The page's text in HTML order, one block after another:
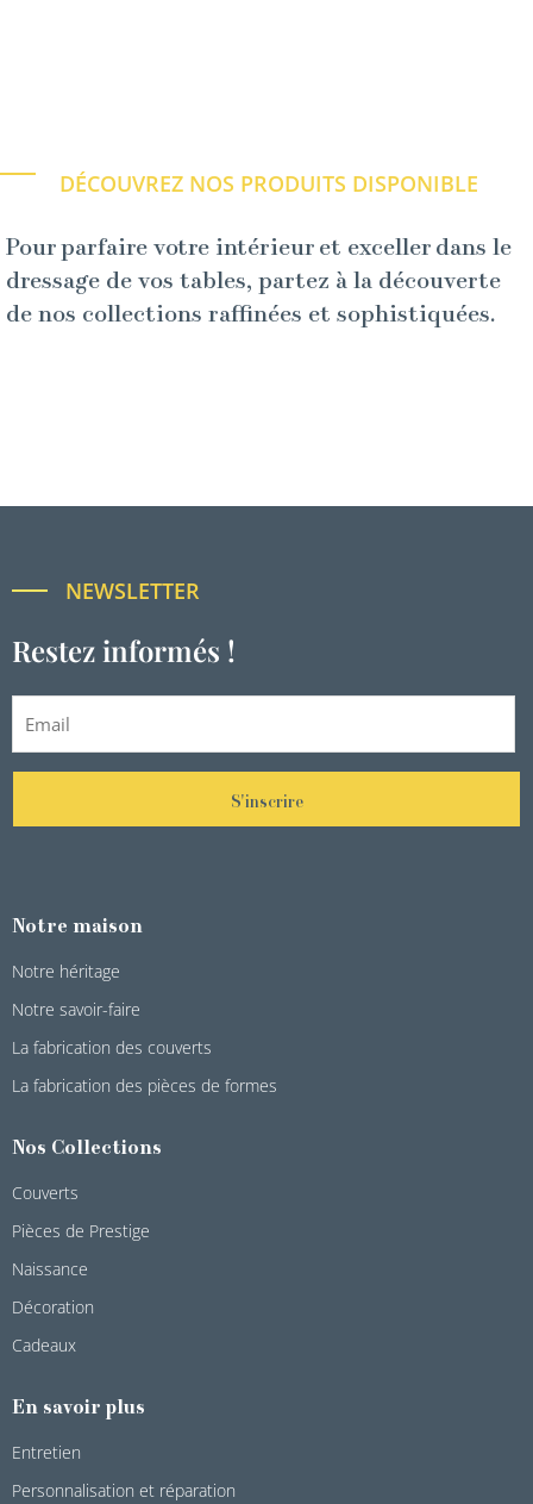
DÉCOUVREZ NOS PRODUITS DISPONIBLE
Pour parfaire votre intérieur et exceller dans le
dressage de vos tables, partez à la découverte
de nos collections raffinées et sophistiquées.
NEWSLETTER
Restez informés !
S'inscrire
Notre maison
Notre héritage
Notre savoir-faire
La fabrication des couverts
La fabrication des pièces de formes
Nos Collections
Couverts
Pièces de Prestige
Naissance
Décoration
Cadeaux
En savoir plus
Entretien
Personnalisation et réparation